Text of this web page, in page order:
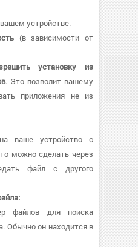
устройстве.
(в зависимости от
установку из
. Это позволит вашему
приложения не из
ваше устройство с
можно сделать через
файл с другого
файлов для поиска
Обычно он находится в